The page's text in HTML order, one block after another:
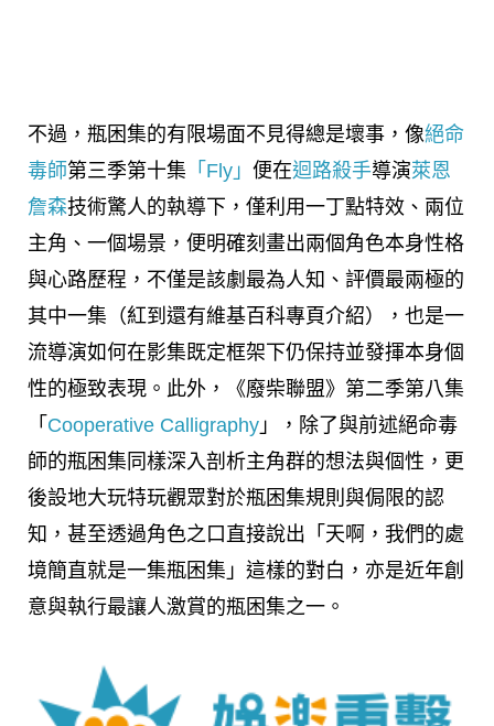
不過，瓶困集的有限場面不見得總是壞事，像絕命
毒師第三季第十集 「Fly」 便在迴路殺手導演萊恩
詹森技術驚人的執導下，僅利用一丁點特效、兩位
主角、一個場景，便明確刻畫出兩個角色本身性格
與心路歷程，不僅是該劇最為人知、評價最兩極的
其中一集（紅到還有維基百科專頁介紹），也是一
流導演如何在影集既定框架下仍保持並發揮本身個
性的極致表現。此外，《廢柴聯盟》第二季第八集
「 Cooperative Calligraphy 」，除了與前述絕命毒
師的瓶困集同樣深入剖析主角群的想法與個性，更
後設地大玩特玩觀眾對於瓶困集規則與侷限的認
知，甚至透過角色之口直接說出「天啊，我們的處
境簡直就是一集瓶困集」這樣的對白，亦是近年創
意與執行最讓人激賞的瓶困集之一。